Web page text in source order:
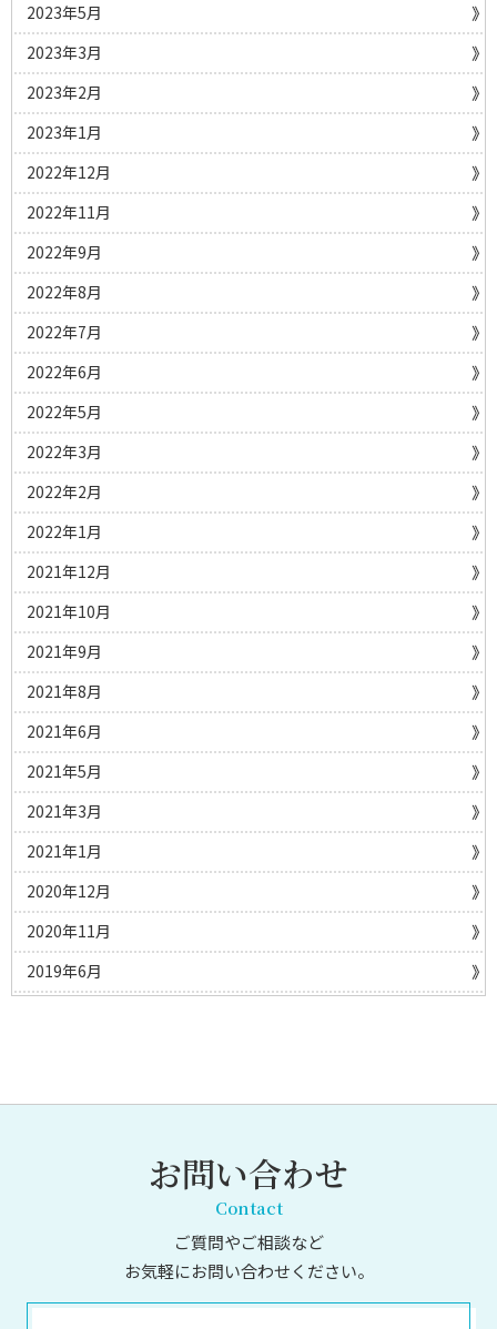
2023年5月
2023年3月
2023年2月
2023年1月
2022年12月
2022年11月
2022年9月
2022年8月
2022年7月
2022年6月
2022年5月
2022年3月
2022年2月
2022年1月
2021年12月
2021年10月
2021年9月
2021年8月
2021年6月
2021年5月
2021年3月
2021年1月
2020年12月
2020年11月
2019年6月
お問い合わせ
Contact
ご質問やご相談など
お気軽にお問い合わせください。